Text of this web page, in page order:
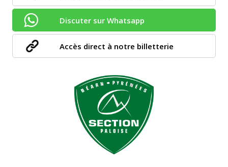
Discuter sur Whatsapp
Accès direct à notre billetterie